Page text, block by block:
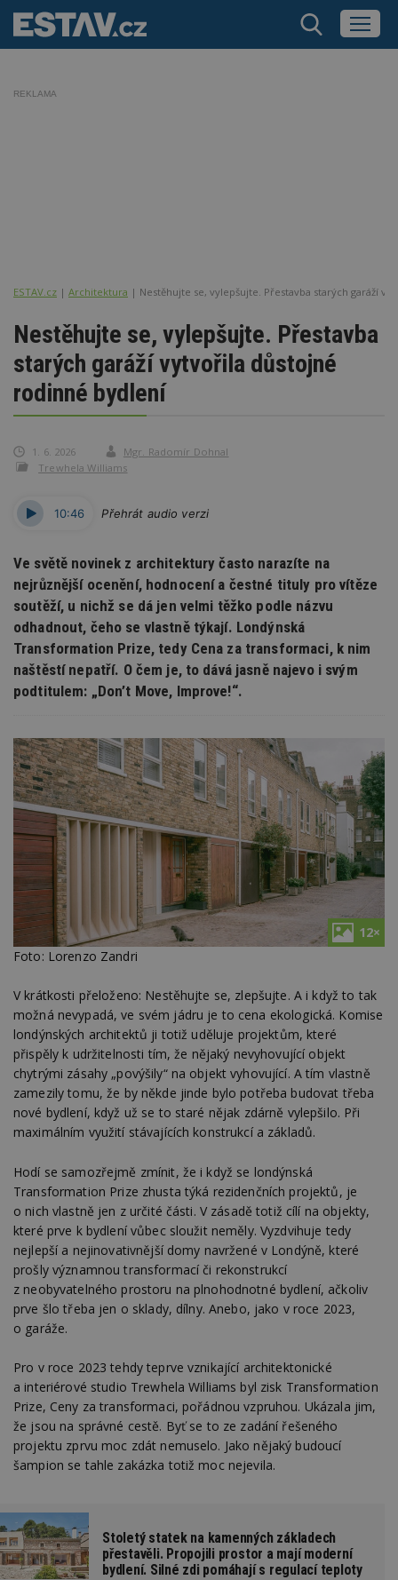
REKLAMA
ESTAV.cz Architektura Nestěhujte se, vylepšujte. Přestavba starých garáží
Nestěhujte se, vylepšujte. Přestavba
starých garáží vytvořila důstojné
rodinné bydlení
1. 6. 2026
Mgr. Radomír Dohnal
Trewhela Williams
10:46 Přehrát audio verzi
Ve světě novinek z architektury často narazíte na
nejrůznější ocenění, hodnocení a čestné tituly pro vítěze
soutěží, u nichž se dá jen velmi těžko podle názvu
odhadnout, čeho se vlastně týkají. Londýnská
Transformation Prize, tedy Cena za transformaci, k nim
naštěstí nepatří. O čem je, to dává jasně najevo i svým
podtitulem: „Don’t Move, Improve!“.
12×
Foto: Lorenzo Zandri
V krátkosti přeloženo: Nestěhujte se, zlepšujte. A i když to tak
možná nevypadá, ve svém jádru je to cena ekologická. Komise
londýnských architektů ji totiž uděluje projektům, které
přispěly k udržitelnosti tím, že nějaký nevyhovující objekt
chytrými zásahy „povýšily“ na objekt vyhovující. A tím vlastně
zamezily tomu, že by někde jinde bylo potřeba budovat třeba
nové bydlení, když už se to staré nějak zdárně vylepšilo. Při
maximálním využití stávajících konstrukcí a základů.
Hodí se samozřejmě zmínit, že i když se londýnská
Transformation Prize zhusta týká rezidenčních projektů, je
o nich vlastně jen z určité části. V zásadě totiž cílí na objekty,
které prve k bydlení vůbec sloužit neměly. Vyzdvihuje tedy
nejlepší a nejinovativnější domy navržené v Londýně, které
prošly významnou transformací či rekonstrukcí
z neobyvatelného prostoru na plnohodnotné bydlení, ačkoliv
prve šlo třeba jen o sklady, dílny. Anebo, jako v roce 2023,
o garáže.
Pro v roce 2023 tehdy teprve vznikající architektonické
a interiérové studio Trewhela Williams byl zisk Transformation
Prize, Ceny za transformaci, pořádnou vzpruhou. Ukázala jim,
že jsou na správné cestě. Byť se to ze zadání řešeného
projektu zprvu moc zdát nemuselo. Jako nějaký budoucí
šampion se tahle zakázka totiž moc nejevila.
Stoletý statek na kamenných základech
přestavěli. Propojili prostor a mají moderní
bydlení. Silné zdi pomáhají s regulací teploty